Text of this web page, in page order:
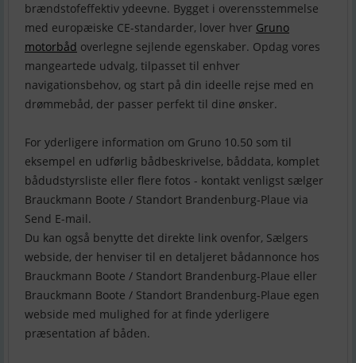
brændstofeffektiv ydeevne. Bygget i overensstemmelse
med europæiske CE-standarder, lover hver Gruno
motorbåd overlegne sejlende egenskaber. Opdag vores
mangeartede udvalg, tilpasset til enhver
navigationsbehov, og start på din ideelle rejse med en
drømmebåd, der passer perfekt til dine ønsker.
For yderligere information om Gruno 10.50 som til
eksempel en udførlig bådbeskrivelse, båddata, komplet
bådudstyrsliste eller flere fotos - kontakt venligst sælger
Brauckmann Boote / Standort Brandenburg-Plaue via
Send E-mail.
Du kan også benytte det direkte link ovenfor, Sælgers
webside, der henviser til en detaljeret bådannonce hos
Brauckmann Boote / Standort Brandenburg-Plaue eller
Brauckmann Boote / Standort Brandenburg-Plaue egen
webside med mulighed for at finde yderligere
præsentation af båden.